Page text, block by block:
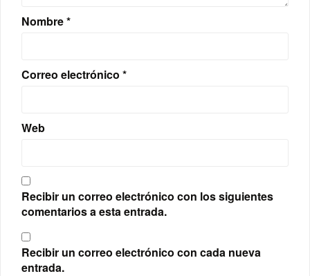
Nombre*
Correo electrónico *
Web
Recibir un correo electrónico con los siguientes
comentarios a esta entrada.
Recibir un correo electrónico con cada nueva
entrada.